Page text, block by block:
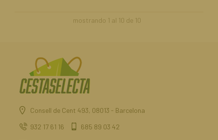
mostrando 1 al 10 de 10
Consell de Cent 493, 08013 - Barcelona
932 17 61 16
685 89 03 42